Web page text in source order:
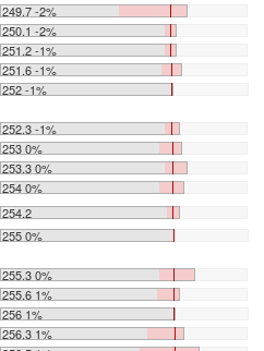
249.7 -2%
250.1 -2%
251.2 -1%
251.6 -1%
252 -1%
252.3 -1%
253 0%
253.3 0%
254 0%
254.2
255 0%
255.3 0%
255.6 1%
256 1%
256.3 1%